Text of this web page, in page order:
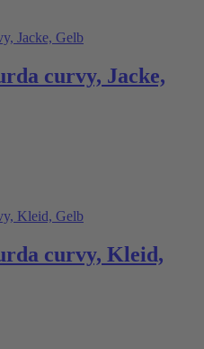
curvy, Jacke,
curvy, Kleid,